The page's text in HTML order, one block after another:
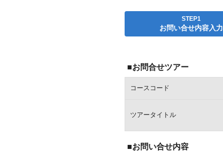
STEP1
お問い合せ内容入力
■お問合せツアー
コースコード
ツアータイトル
■お問い合せ内容